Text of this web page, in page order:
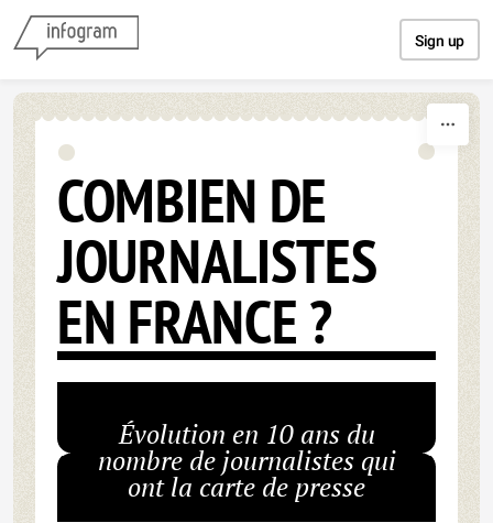
Sign up
COMBIEN DE
JOURNALISTES
EN FRANCE ?
Évolution en 10 ans du
nombre de journalistes qui
ont la carte de presse